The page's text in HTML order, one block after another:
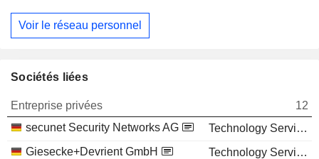
Voir le réseau personnel
Sociétés liées
Entreprise privées
12
secunet Security Networks AG
Technology Services
Giesecke+Devrient GmbH
Technology Services